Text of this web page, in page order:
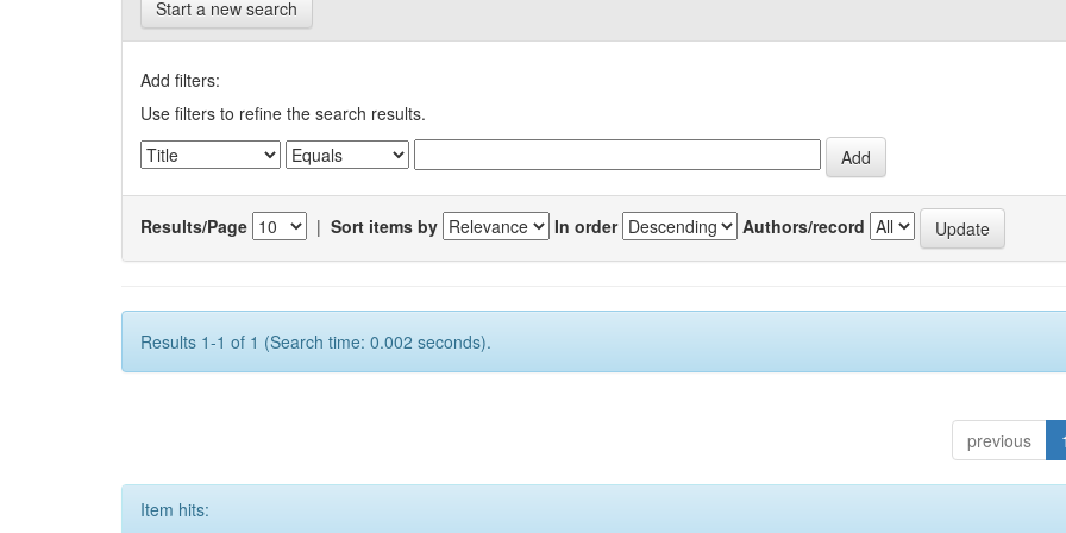
Start a new search
Add filters:
Use filters to refine the search results.
Results/Page | Sort items by In order Authors/record
Results 1-1 of 1 (Search time: 0.002 seconds).
previous 1
Item hits: